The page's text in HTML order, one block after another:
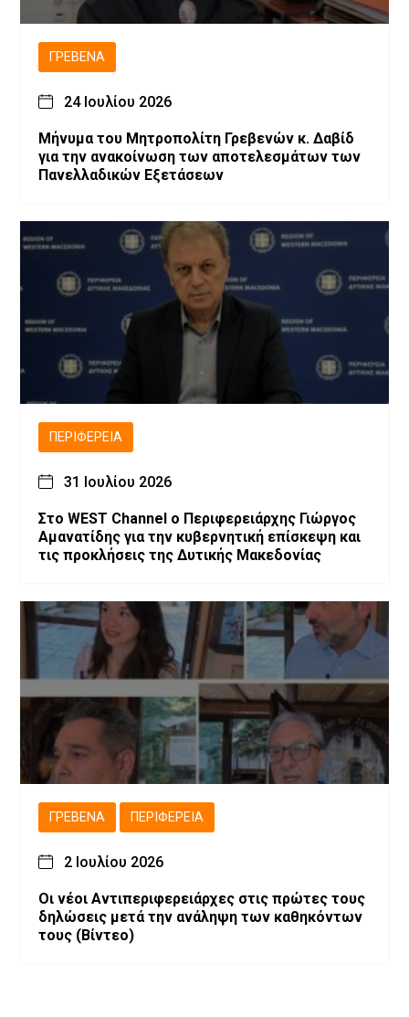
ΓΡΕΒΕΝΆ
24 Ιουλίου 2026
Μήνυμα του Μητροπολίτη Γρεβενών κ. Δαβίδ
για την ανακοίνωση των αποτελεσμάτων των
Πανελλαδικών Εξετάσεων
ΠΕΡΙΦΈΡΕΙΑ
31 Ιουλίου 2026
Στο WEST Channel ο Περιφερειάρχης Γιώργος
Αμανατίδης για την κυβερνητική επίσκεψη και
τις προκλήσεις της Δυτικής Μακεδονίας
ΓΡΕΒΕΝΆ ΠΕΡΙΦΈΡΕΙΑ
2 Ιουλίου 2026
Οι νέοι Αντιπεριφερειάρχες στις πρώτες τους
δηλώσεις μετά την ανάληψη των καθηκόντων
τους (Βίντεο)